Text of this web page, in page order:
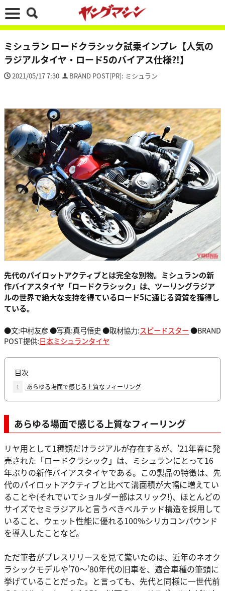
ミシュラン ロードクラシック試乗インプレ【人気の
ラジアルタイヤ・ロード5のバイアス仕様?!】
2021/05/17 7:30 BRAND POST[PR]: ミシュラン
先代のパイロットアクティブとは完全な別物。ミシュランの新
作バイアスタイヤ「ロードクラシック」は、ツーリングラジア
ルの世界で絶大な支持を得ているロード5に通じる資質を獲得し
ている。
●文:中村友彦 ●写真:真弓悟史 ●取材協力:スピードスター●BRAND
POST提供:日本ミシュランタイヤ
目次
1 あらゆる場面で感じる上質なフィーリング
あらゆる場面で感じる上質なフィーリング
リヤ用として1種類だけラジアルが存在するが、’21年春に発
売された「ロードクラシック」は、ミシュランにとって16
年ぶりの新作バイアスタイヤである。この製品の特徴は、先
代のパイロットアクティブと比べて溝面積が大幅に増えてい
ることや(それでいてショルダー部はスリック!)、ほとんどの
サイズでセミラジアルと言うべきベルテッド構造を採用して
いること、ウェット性能に優れる100%シリカコンパウンド
を導入したことなど。
ただ筆者がプレスリリースを見て驚いたのは、近年のネオク
ラシックモデルや’70〜’80年代の旧車を、適合車種の筆頭に
挙げていることだった。と言っても、先代と同様に一世代前